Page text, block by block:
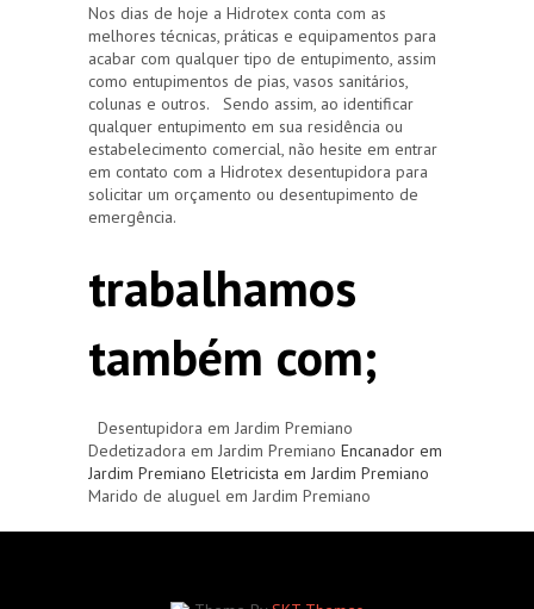
Nos dias de hoje a Hidrotex conta com as
melhores técnicas, práticas e equipamentos para
acabar com qualquer tipo de entupimento, assim
como entupimentos de pias, vasos sanitários,
colunas e outros. Sendo assim, ao identificar
qualquer entupimento em sua residência ou
estabelecimento comercial, não hesite em entrar
em contato com a Hidrotex desentupidora para
solicitar um orçamento ou desentupimento de
emergência.
trabalhamos
também com;
Desentupidora em Jardim Premiano
Dedetizadora em Jardim Premiano Encanador em
Jardim Premiano Eletricista em Jardim Premiano
Marido de aluguel em Jardim Premiano